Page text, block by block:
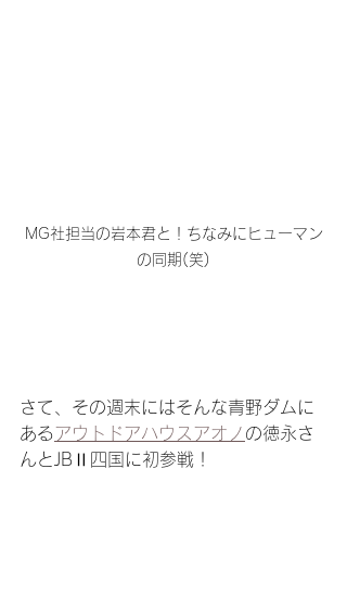
MG社担当の岩本君と！ちなみにヒューマン
の同期(笑)
さて、その週末にはそんな青野ダムに
あるアウトドアハウスアオノ の徳永さ
んとJBⅡ四国に初参戦！